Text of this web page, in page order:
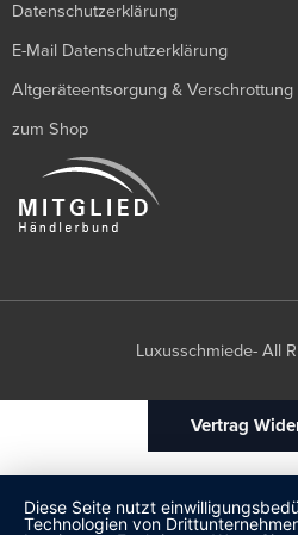
Datenschutzerklärung
E-Mail Datenschutzerklärung
Altgeräteentsorgung & Verschrottung
zum Shop
Luxusschmiede- All
Vertrag
Diese Seite nutzt
Technologien von